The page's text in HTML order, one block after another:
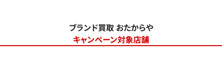
ブランド買取 おたからや
キャンペーン対象店舗